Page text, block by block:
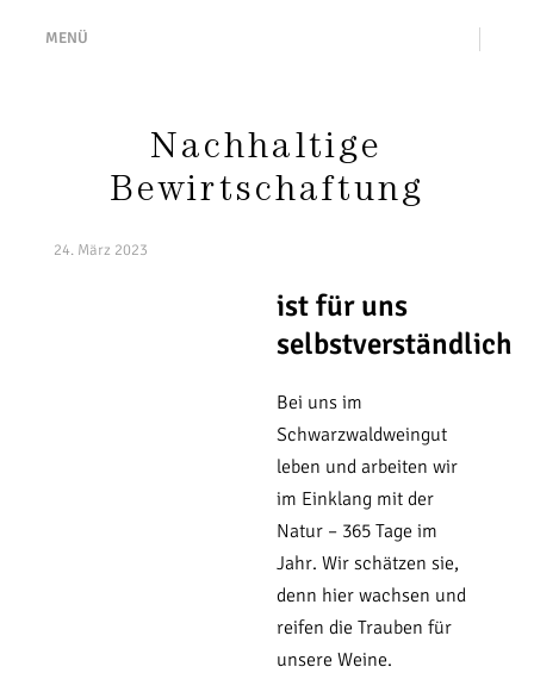
MENÜ
Nachhaltige
Bewirtschaftung
24. März 2023
ist für uns
selbstverständlich
Bei uns im
Schwarzwaldweingut
leben und arbeiten wir
im Einklang mit der
Natur – 365 Tage im
Jahr. Wir schätzen sie,
denn hier wachsen und
reifen die Trauben für
unsere Weine.